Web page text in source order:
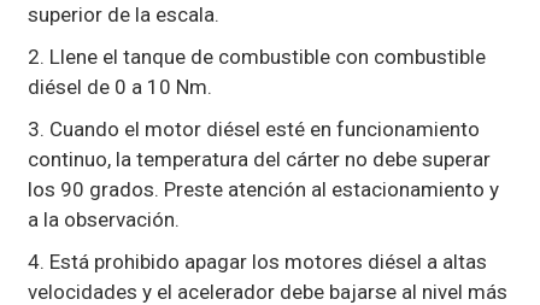
superior de la escala.
2. Llene el tanque de combustible con combustible
diésel de 0 a 10 Nm.
3. Cuando el motor diésel esté en funcionamiento
continuo, la temperatura del cárter no debe superar
los 90 grados. Preste atención al estacionamiento y
a la observación.
4. Está prohibido apagar los motores diésel a altas
velocidades y el acelerador debe bajarse al nivel más